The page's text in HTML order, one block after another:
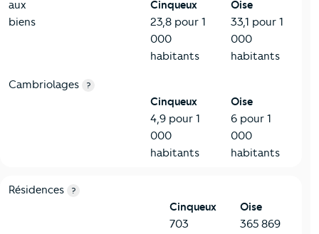
aux
biens
Cinqueux
23,8 pour 1
000
habitants
Oise
33,1 pour 1
000
habitants
Cambriolages ?
Cinqueux
4,9 pour 1
000
habitants
Oise
6 pour 1
000
habitants
8-Chauffage
Critères Cinqueux
Résidences ?
Cinqueux
703
Oise
365 869